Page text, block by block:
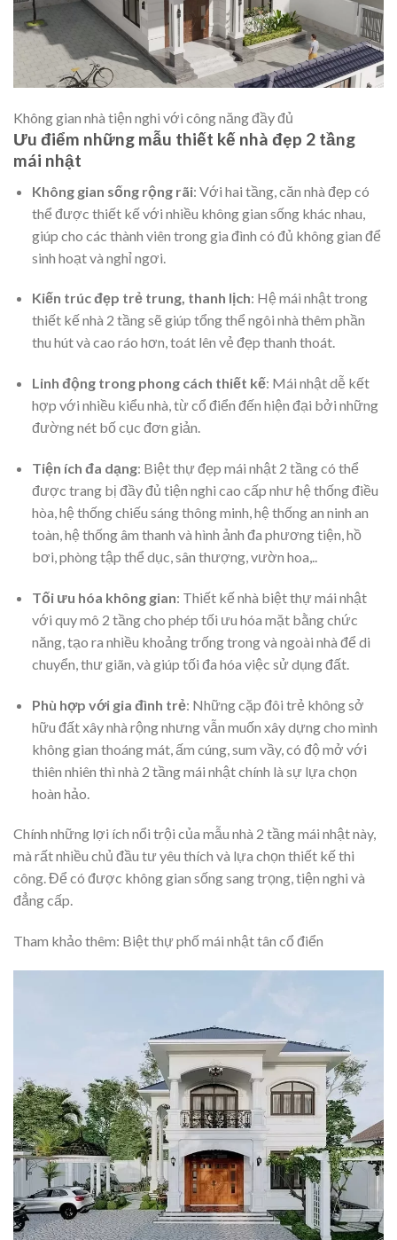
Không gian nhà tiện nghi với công năng đầy đủ
Ưu điểm những mẫu thiết kế nhà đẹp 2 tầng
mái nhật
Không gian sống rộng rãi: Với hai tầng, căn nhà đẹp có
thể được thiết kế với nhiều không gian sống khác nhau,
giúp cho các thành viên trong gia đình có đủ không gian để
sinh hoạt và nghỉ ngơi.
Kiến trúc đẹp trẻ trung, thanh lịch: Hệ mái nhật trong
thiết kế nhà 2 tầng sẽ giúp tổng thể ngôi nhà thêm phần
thu hút và cao ráo hơn, toát lên vẻ đẹp thanh thoát.
Linh động trong phong cách thiết kế: Mái nhật dễ kết
hợp với nhiều kiểu nhà, từ cổ điển đến hiện đại bởi những
đường nét bố cục đơn giản.
Tiện ích đa dạng: Biệt thự đẹp mái nhật 2 tầng có thể
được trang bị đầy đủ tiện nghi cao cấp như hệ thống điều
hòa, hệ thống chiếu sáng thông minh, hệ thống an ninh an
toàn, hệ thống âm thanh và hình ảnh đa phương tiện, hồ
bơi, phòng tập thể dục, sân thượng, vườn hoa,..
Tối ưu hóa không gian: Thiết kế nhà biệt thự mái nhật
với quy mô 2 tầng cho phép tối ưu hóa mặt bằng chức
năng, tạo ra nhiều khoảng trống trong và ngoài nhà để di
chuyển, thư giãn, và giúp tối đa hóa việc sử dụng đất.
Phù hợp với gia đình trẻ: Những cặp đôi trẻ không sở
hữu đất xây nhà rộng nhưng vẫn muốn xây dựng cho mình
không gian thoáng mát, ấm cúng, sum vầy, có độ mở với
thiên nhiên thì nhà 2 tầng mái nhật chính là sự lựa chọn
hoàn hảo.
Chính những lợi ích nổi trội của mẫu nhà 2 tầng mái nhật này,
mà rất nhiều chủ đầu tư yêu thích và lựa chọn thiết kế thi
công. Để có được không gian sống sang trọng, tiện nghi và
đẳng cấp.
Tham khảo thêm: Biệt thự phố mái nhật tân cổ điển